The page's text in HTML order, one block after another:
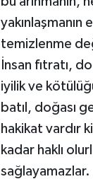
temizlenme
İnsan fıtratı,
iyilik ve
batıl, doğası
hakikat vardır
kadar haklı
sağlayamazlar.